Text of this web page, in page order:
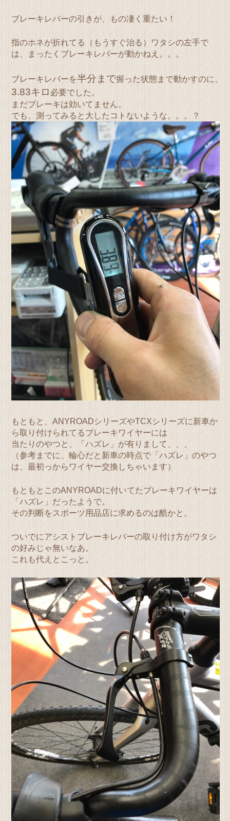
ブレーキレバーの引きが、もの凄く重たい！
指のホネが折れてる（もうすぐ治る）ワタシの左手で
は、まったくブレーキレバーが動かねえ。。。
ブレーキレバーを半分まで握った状態まで動かすのに、
3.83キロ 必要でした。
まだブレーキは効いてません。
でも、測ってみると大したコトないような。。。？
もともと、ANYROADシリーズやTCXシリーズに新車か
ら取り付けられてるブレーキワイヤーには
当たりのやつと、「ハズレ」が有りまして、、、
（参考までに、輪心だと新車の時点で「ハズレ」のやつ
は、最初っからワイヤー交換しちゃいます）
もともとこのANYROADに付いてたブレーキワイヤーは
「ハズレ」だったようで。
その判断をスポーツ用品店に求めるのは酷かと。
ついでにアシストブレーキレバーの取り付け方がワタシ
の好みじゃ無いなあ。
これも代えとこっと。